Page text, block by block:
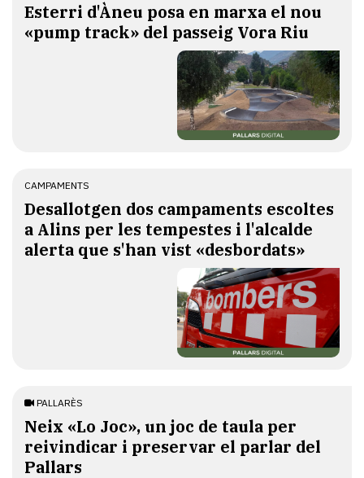
Esterri d'Àneu posa en marxa el nou
«pump track» del passeig Vora Riu
CAMPAMENTS
​Desallotgen dos campaments escoltes
a Alins per les tempestes i l'alcalde
alerta que s'han vist «desbordats»
PALLARÈS
​Neix «Lo Joc», un joc de taula per
reivindicar i preservar el parlar del
Pallars